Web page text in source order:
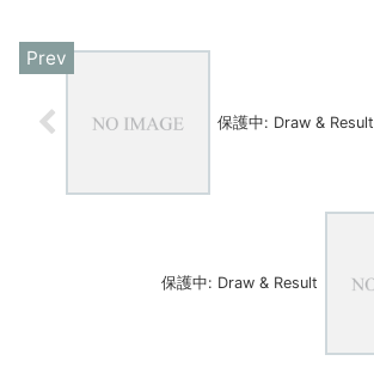
保護中: Draw & Result
保護中: Draw & Result